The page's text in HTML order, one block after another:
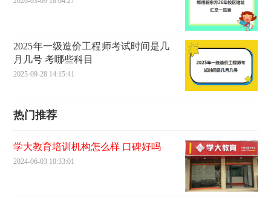
2025年一级造价工程师考试时间是几
月几号 考哪些科目
2025-09-28 14:15:41
热门推荐
学大教育培训机构怎么样 口碑好吗
2024-06-03 10:33:01